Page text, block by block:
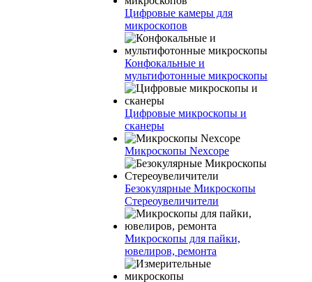
Цифровые камеры для
микроскопов
Конфокальные и
мультифотонные микроскопы
Цифровые микроскопы и
сканеры
Микроскопы Nexcope
Безокулярные Микроскопы
Стереоувеличители
Микроскопы для пайки,
ювелиров, ремонта